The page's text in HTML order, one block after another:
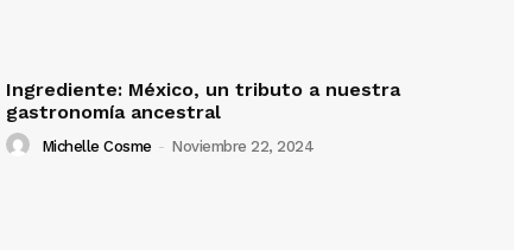
Ingrediente: México, un tributo a nuestra
gastronomía ancestral
Michelle Cosme - Noviembre 22, 2024